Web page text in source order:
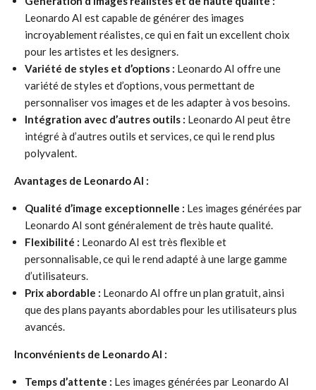
Leonardo AI est capable de générer des images
incroyablement réalistes, ce qui en fait un excellent choix
pour les artistes et les designers.
Variété de styles et d’options : Leonardo AI offre une
variété de styles et d’options, vous permettant de
personnaliser vos images et de les adapter à vos besoins.
Intégration avec d’autres outils : Leonardo AI peut être
intégré à d’autres outils et services, ce qui le rend plus
polyvalent.
Avantages de Leonardo AI :
Qualité d’image exceptionnelle : Les images générées par
Leonardo AI sont généralement de très haute qualité.
Flexibilité : Leonardo AI est très flexible et
personnalisable, ce qui le rend adapté à une large gamme
d’utilisateurs.
Prix abordable : Leonardo AI offre un plan gratuit, ainsi
que des plans payants abordables pour les utilisateurs plus
avancés.
Inconvénients de Leonardo AI :
Temps d’attente : Les images générées par Leonardo AI